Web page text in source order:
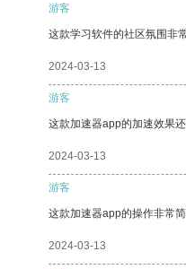
游客
这款学习软件的社区氛围非
2024-03-13
游客
这款加速器app的加速效果
2024-03-13
游客
这款加速器app的操作非常
2024-03-13